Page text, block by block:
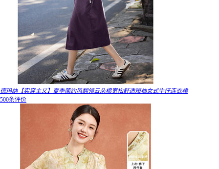
德玛纳【实穿主义】夏季简约风翻领云朵棉宽松舒适短袖女式牛仔连衣裙
500条评价